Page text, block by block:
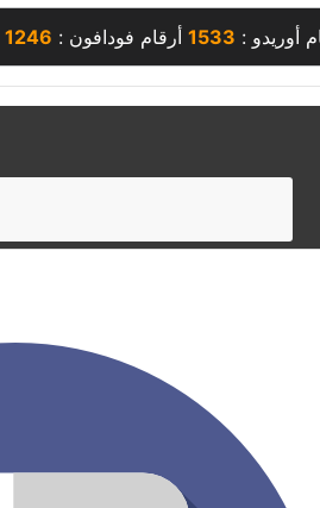
أوريدو : 1533 أرقام فودافون : 1246